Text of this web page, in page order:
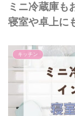
ミニ冷蔵庫も
寝室や卓上に
キッチン